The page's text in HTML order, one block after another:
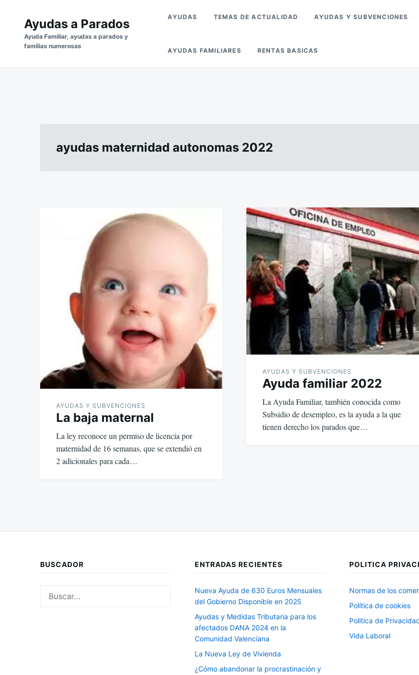
contenido
Ayudas a Parados
Ayuda Familiar, ayudas a parados y
familias numerosas
AYUDAS TEMAS DE ACTUALIDAD AYUDAS Y SUBVENCIONES
AYUDAS FAMILIARES RENTAS BASICAS
ayudas maternidad autonomas 2022
AYUDAS Y SUBVENCIONES
La baja maternal
La ley reconoce un permiso de licencia por
maternidad de 16 semanas, que se extendió en
2 adicionales para cada…
AYUDAS Y SUBVENCIONES
Ayuda familiar 2022
La Ayuda Familiar, también conocida como
Subsidio de desempleo, es la ayuda a la que
tienen derecho los parados que…
BUSCADOR ENTRADAS RECIENTES
Nueva Ayuda de 630 Euros Mensuales
del Gobierno Disponible en 2025
Ayudas y Medidas Tributaria para los
afectados DANA 2024 en la
Comunidad Valenciana
La Nueva Ley de Vivienda
¿Cómo abandonar la procrastinación y
POLITICA
Normas de los
Política de cookies
Politica de
Vida Laboral